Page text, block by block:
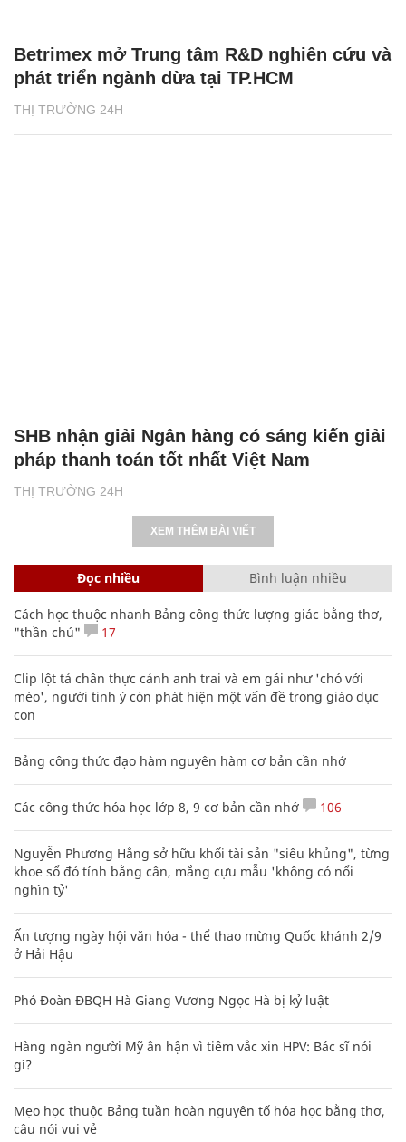
THỊ TRƯỜNG 24H
Betrimex mở Trung tâm R&D nghiên cứu và
phát triển ngành dừa tại TP.HCM
THỊ TRƯỜNG 24H
SHB nhận giải Ngân hàng có sáng kiến giải
pháp thanh toán tốt nhất Việt Nam
XEM THÊM BÀI VIẾT
Đọc nhiều Bình luận nhiều
Cách học thuộc nhanh Bảng công thức lượng giác bằng thơ,
"thần chú"
17
Clip lột tả chân thực cảnh anh trai và em gái như 'chó với
mèo', người tinh ý còn phát hiện một vấn đề trong giáo dục
con
Bảng công thức đạo hàm nguyên hàm cơ bản cần nhớ
Các công thức hóa học lớp 8, 9 cơ bản cần nhớ 106
Nguyễn Phương Hằng sở hữu khối tài sản "siêu khủng", từng
khoe sổ đỏ tính bằng cân, mắng cựu mẫu 'không có nổi
nghìn tỷ'
Ấn tượng ngày hội văn hóa - thể thao mừng Quốc khánh 2/9
ở Hải Hậu
Phó Đoàn ĐBQH Hà Giang Vương Ngọc Hà bị kỷ luật
Hàng ngàn người Mỹ ân hận vì tiêm vắc xin HPV: Bác sĩ nói
gì?
Mẹo học thuộc Bảng tuần hoàn nguyên tố hóa học bằng thơ,
câu nói vui vẻ